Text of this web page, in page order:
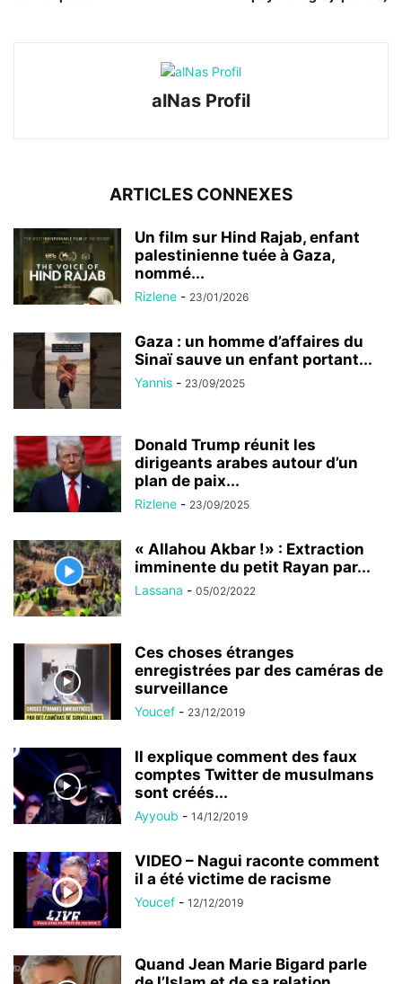
alNas Profil
ARTICLES CONNEXES
Un film sur Hind Rajab, enfant
palestinienne tuée à Gaza,
nommé...
Rizlene - 23/01/2026
Gaza : un homme d’affaires du
Sinaï sauve un enfant portant...
Yannis - 23/09/2025
Donald Trump réunit les
dirigeants arabes autour d’un
plan de paix...
Rizlene - 23/09/2025
« Allahou Akbar !» : Extraction
imminente du petit Rayan par...
Lassana - 05/02/2022
Ces choses étranges
enregistrées par des caméras de
surveillance
Youcef - 23/12/2019
Il explique comment des faux
comptes Twitter de musulmans
sont créés...
Ayyoub - 14/12/2019
VIDEO – Nagui raconte comment
il a été victime de racisme
Youcef - 12/12/2019
Quand Jean Marie Bigard parle